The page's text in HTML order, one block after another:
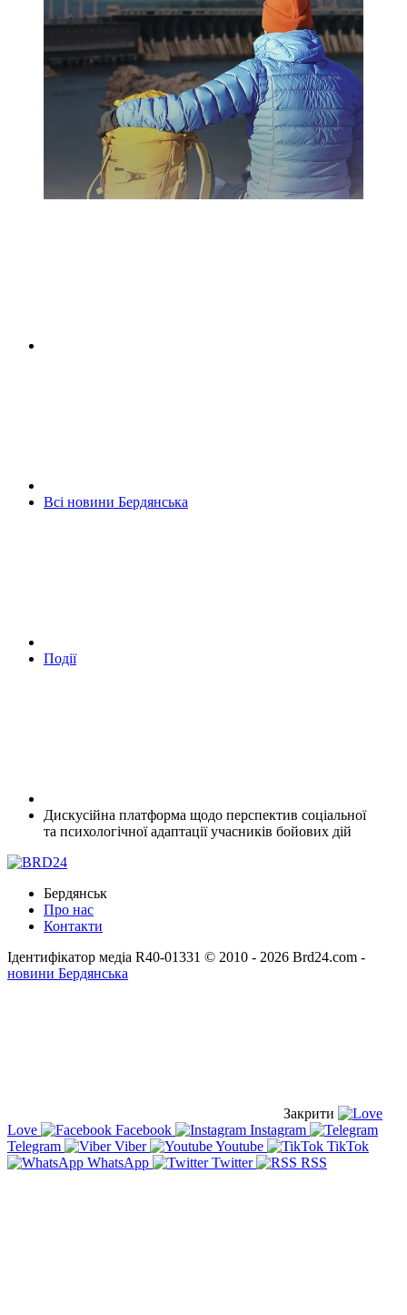
Всі новини Бердянська
Події
Дискусійна платформа щодо перспектив соціальної
та психологічної адаптації учасників бойових дій
Бердянськ
Про нас
Контакти
Ідентифікатор медіа R40-01331 © 2010 - 2026 Brd24.com -
новини Бердянська
Закрити
Love
Facebook
Instagram
Telegram
Viber Youtube
TikTok
WhatsApp
Twitter RSS